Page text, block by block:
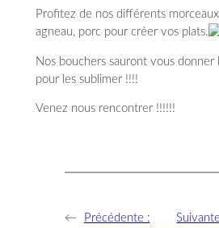
Profitez de nos différents
agneau, porc pour créer vos plats.
Nos bouchers sauront vous donner
pour les sublimer !!!!
Venez nous rencontrer !!!!!!
←
Précédente :